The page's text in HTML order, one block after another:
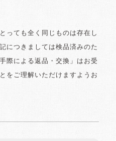
っても全く同じものは存在し
につきましては検品済みのた
際による返品・交換」はお受
をご理解いただけますようお